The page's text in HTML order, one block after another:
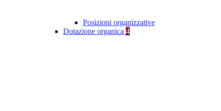
Posizioni organizzative
Dotazione organica 4